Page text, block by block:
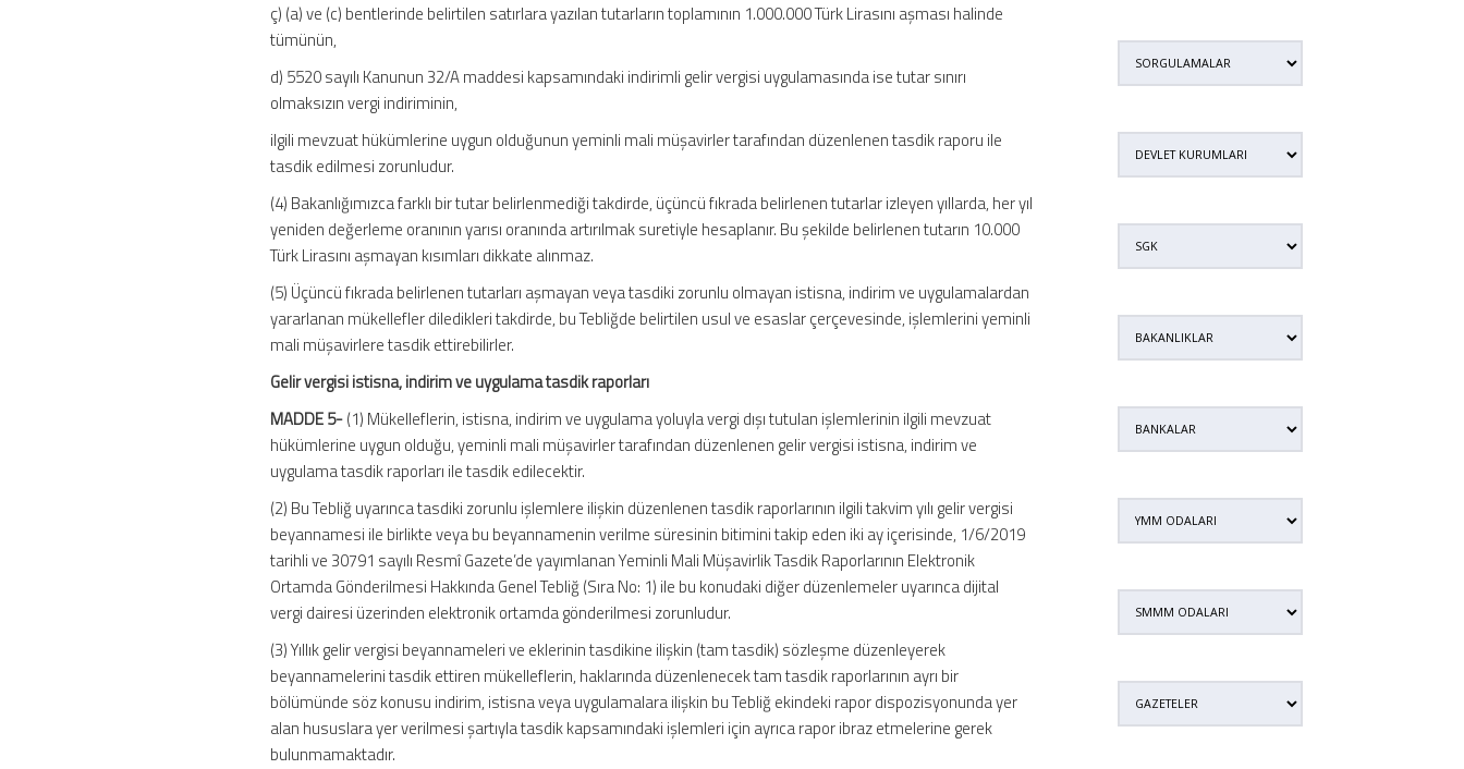
ç) (a) ve (c) bentlerinde belirtilen satırlara yazılan tutarların toplamının 1.000.000 Türk Lirasını aşması halinde
tümünün,
d) 5520 sayılı Kanunun 32/A maddesi kapsamındaki indirimli gelir vergisi uygulamasında ise tutar sınırı
olmaksızın vergi indiriminin,
ilgili mevzuat hükümlerine uygun olduğunun yeminli mali müşavirler tarafından düzenlenen tasdik raporu ile
tasdik edilmesi zorunludur.
(4) Bakanlığımızca farklı bir tutar belirlenmediği takdirde, üçüncü fıkrada belirlenen tutarlar izleyen yıllarda, her yıl
yeniden değerleme oranının yarısı oranında artırılmak suretiyle hesaplanır. Bu şekilde belirlenen tutarın 10.000
Türk Lirasını aşmayan kısımları dikkate alınmaz.
(5) Üçüncü fıkrada belirlenen tutarları aşmayan veya tasdiki zorunlu olmayan istisna, indirim ve uygulamalardan
yararlanan mükellefler diledikleri takdirde, bu Tebliğde belirtilen usul ve esaslar çerçevesinde, işlemlerini yeminli
mali müşavirlere tasdik ettirebilirler.
Gelir vergisi istisna, indirim ve uygulama tasdik raporları
MADDE 5-(1) Mükelleflerin, istisna, indirim ve uygulama yoluyla vergi dışı tutulan işlemlerinin ilgili mevzuat
hükümlerine uygun olduğu, yeminli mali müşavirler tarafından düzenlenen gelir vergisi istisna, indirim ve
uygulama tasdik raporları ile tasdik edilecektir.
(2) Bu Tebliğ uyarınca tasdiki zorunlu işlemlere ilişkin düzenlenen tasdik raporlarının ilgili takvim yılı gelir vergisi
beyannamesi ile birlikte veya bu beyannamenin verilme süresinin bitimini takip eden iki ay içerisinde, 1/6/2019
tarihli ve 30791 sayılı Resmî Gazete’de yayımlanan Yeminli Mali Müşavirlik Tasdik Raporlarının Elektronik
Ortamda Gönderilmesi Hakkında Genel Tebliğ (Sıra No: 1) ile bu konudaki diğer düzenlemeler uyarınca dijital
vergi dairesi üzerinden elektronik ortamda gönderilmesi zorunludur.
(3) Yıllık gelir vergisi beyannameleri ve eklerinin tasdikine ilişkin (tam tasdik) sözleşme düzenleyerek
beyannamelerini tasdik ettiren mükelleflerin, haklarında düzenlenecek tam tasdik raporlarının ayrı bir
bölümünde söz konusu indirim, istisna veya uygulamalara ilişkin bu Tebliğ ekindeki rapor dispozisyonunda yer
alan hususlara yer verilmesi şartıyla tasdik kapsamındaki işlemleri için ayrıca rapor ibraz etmelerine gerek
bulunmamaktadır.